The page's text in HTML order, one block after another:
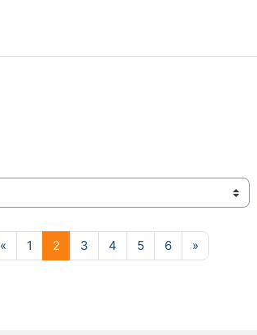
«Pagina precedente
1 Pagina 1
2Pagina 2
3Pagina 3
4Pagina 4
5Pagina 5
6Pagina 6
»Pagina